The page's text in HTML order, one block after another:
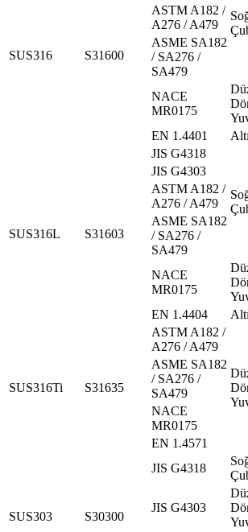
SUS316 S31600
ASTM A182 /
A276 / A479
ASME SA182
/ SA276 /
SA479
NACE
MR0175
EN 1.4401
SUS316L S31603
JIS G4318
JIS G4303
ASTM A182 /
A276 / A479
ASME SA182
/ SA276 /
SA479
NACE
MR0175
EN 1.4404
SUS316Ti S31635
ASTM A182 /
A276 / A479
ASME SA182
/ SA276 /
SA479
NACE
MR0175
EN 1.4571
SUS303 S30300
JIS G4318
JIS G4303